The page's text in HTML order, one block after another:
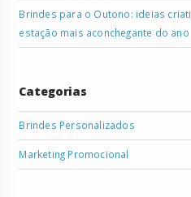
Brindes para o Outono: ideias
estação mais aconchegante do ano
Categorias
Brindes Personalizados
Marketing Promocional